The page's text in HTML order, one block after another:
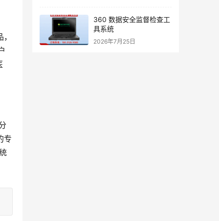
专
360 数据安全监督检查工
具系统
2026年7月25日